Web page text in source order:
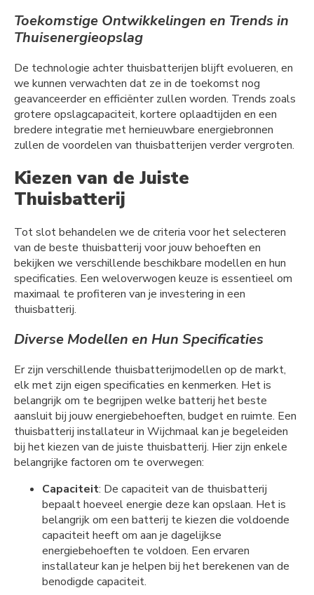
Toekomstige Ontwikkelingen en Trends in
Thuisenergieopslag
De technologie achter thuisbatterijen blijft evolueren, en
we kunnen verwachten dat ze in de toekomst nog
geavanceerder en efficiënter zullen worden. Trends zoals
grotere opslagcapaciteit, kortere oplaadtijden en een
bredere integratie met hernieuwbare energiebronnen
zullen de voordelen van thuisbatterijen verder vergroten.
Kiezen van de Juiste
Thuisbatterij
Tot slot behandelen we de criteria voor het selecteren
van de beste thuisbatterij voor jouw behoeften en
bekijken we verschillende beschikbare modellen en hun
specificaties. Een weloverwogen keuze is essentieel om
maximaal te profiteren van je investering in een
thuisbatterij.
Diverse Modellen en Hun Specificaties
Er zijn verschillende thuisbatterijmodellen op de markt,
elk met zijn eigen specificaties en kenmerken. Het is
belangrijk om te begrijpen welke batterij het beste
aansluit bij jouw energiebehoeften, budget en ruimte. Een
thuisbatterij installateur in Wijchmaal kan je begeleiden
bij het kiezen van de juiste thuisbatterij. Hier zijn enkele
belangrijke factoren om te overwegen:
Capaciteit: De capaciteit van de thuisbatterij
bepaalt hoeveel energie deze kan opslaan. Het is
belangrijk om een batterij te kiezen die voldoende
capaciteit heeft om aan je dagelijkse
energiebehoeften te voldoen. Een ervaren
installateur kan je helpen bij het berekenen van de
benodigde capaciteit.